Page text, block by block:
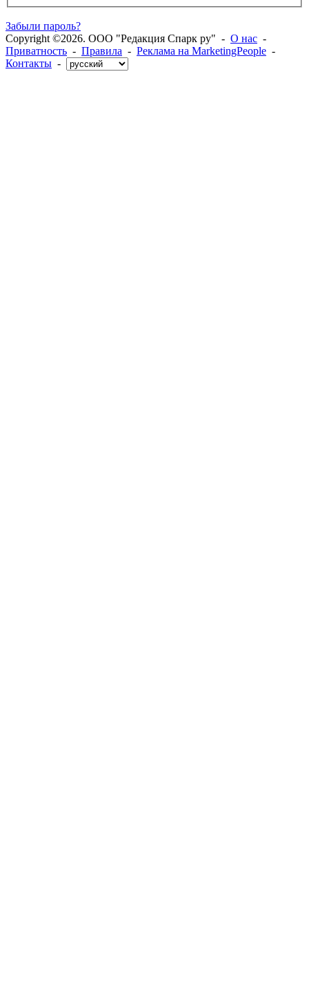
Забыли пароль?
Copyright ©2026. ООО "Редакция Спарк ру" - О нас -
Приватность - Правила - Реклама на MarketingPeople -
Контакты -